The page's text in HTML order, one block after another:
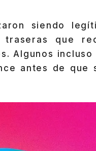
siendo
que
Algunos incluso
antes de que